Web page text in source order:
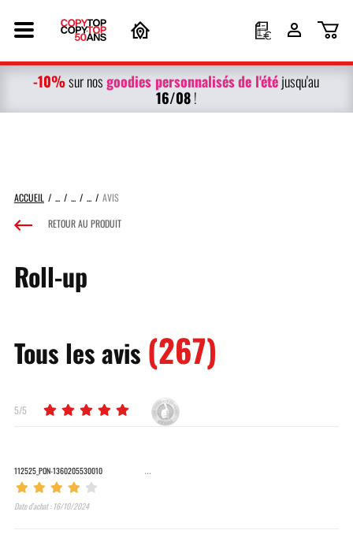
-10%sur nosgoodies personnalisésde l'étéjusqu'au
16/08!
ACCUEIL
AVIS
RETOUR AU PRODUIT
Roll-up
Tous les avis (267)
5/5
112525_PON-1360205530010
Date d’achat : 16/10/2024
...